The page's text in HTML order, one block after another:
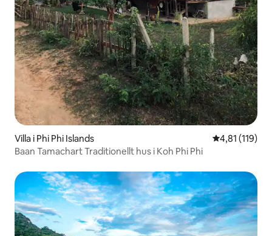
Villa i Phi Phi Islands 4,81 av 5 i
4,81 (119)
Baan Tamachart Traditionellt hus i Koh Phi Phi